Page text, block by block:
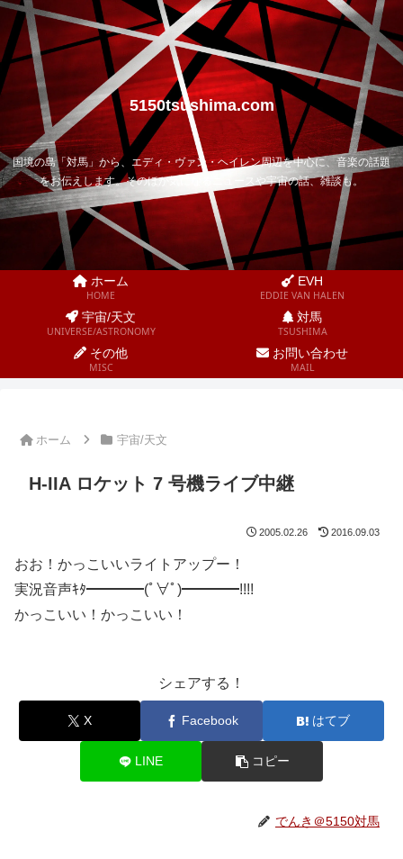
5150tsushima.com
国境の島「対馬」から、エディ・ヴァン・ヘイレン周辺を中心に、音楽の話題
をお伝えします。そのほか気になるニュースや宇宙の話、雑談も。
ホーム
HOME
EVH
EDDIE VAN HALEN
宇宙/天文
UNIVERSE/ASTRONOMY
対馬
TSUSHIMA
その他
MISC
お問い合わせ
MAIL
ホーム 宇宙/天文
H-IIA ロケット 7 号機ライブ中継
2005.02.26 2016.09.03
おお！かっこいいライトアップー！
実況音声ｷﾀ━━━━(ﾟ∀ﾟ)━━━━!!!!
かっこいい！かっこいい！
シェアする！
X Facebook はてブ
LINE コピー
でんき＠5150対馬